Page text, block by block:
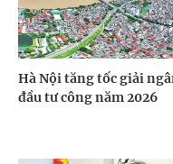
Hà Nội tăng tốc giải
đầu tư công năm 2026